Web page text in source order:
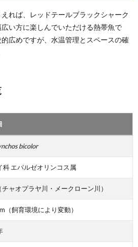
れば、レッドテールブラックシャーク
い方に楽しんでいただける熱帯魚で
広めですが、水温管理とスペースの確
bicolor
科 エパルゼオリンコス属
ャオプラヤ川・メークローン川）
（飼育環境により変動）